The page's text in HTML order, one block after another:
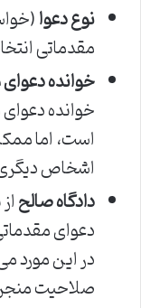
نوع دعوا
مقدماتی
خوانده
خوانده
است، اما
اشخاص
دادگاه صالح
دعوای
در این مورد
صلاحیت